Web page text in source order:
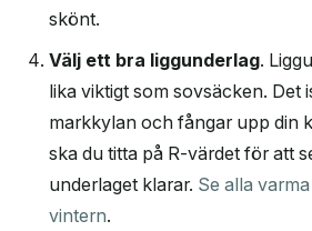
skönt.
Välj ett bra liggunderlag.
lika viktigt som sovsäcken. Det
markkylan och fångar upp din
ska du titta på R-värdet för att
underlaget klarar. Se alla
vintern.